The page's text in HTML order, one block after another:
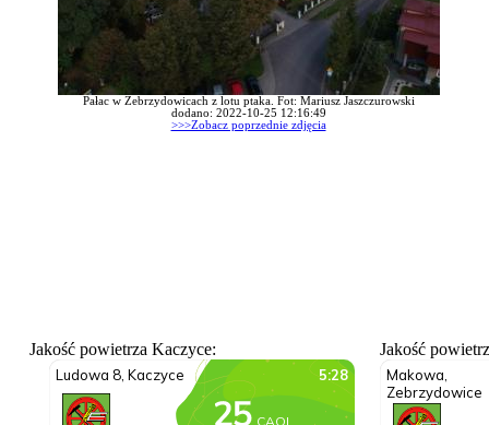
Pałac w Zebrzydowicach z lotu ptaka. Fot: Mariusz Jaszczurowski
dodano: 2022-10-25 12:16:49
>>>Zobacz poprzednie zdjęcia
Jakość powietrza Kaczyce: Jakość